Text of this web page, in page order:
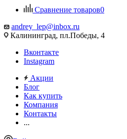
Сравнение товаров0
andrey_lep@inbox.ru
Калининград, пл.Победы, 4
Вконтакте
Instagram
Акции
Блог
Как купить
Компания
Контакты
...